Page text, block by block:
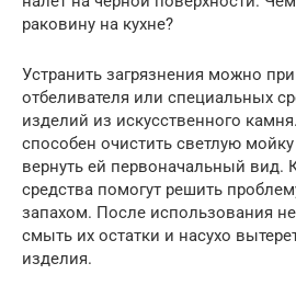
раковину на кухне?
Устранить загрязнения можно
отбеливателя или специальных
изделий из искусственного
способен очистить светлую мойку
вернуть ей первоначальный вид.
средства помогут решить
запахом. После использования
смыть их остатки и насухо
изделия.